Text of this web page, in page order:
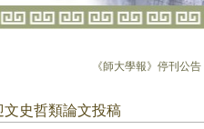
《師大學報》停刊公告
史哲類論文投稿